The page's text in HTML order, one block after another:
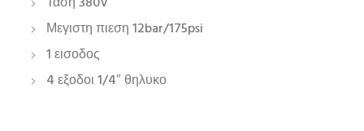
Μεγιστη πιεση 12bar/175psi
1 εισοδος
4 εξοδοι 1/4″ θηλυκο